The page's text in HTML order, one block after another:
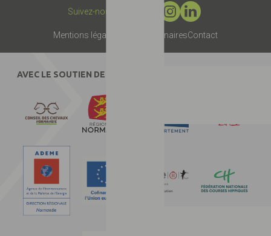
Suivez-nous :
Mentions légales PartenairesContact
AVEC LE SOUTIEN DE :